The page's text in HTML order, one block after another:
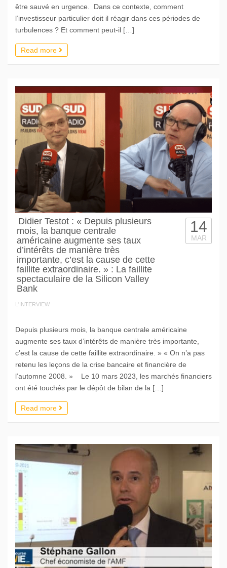
être sauvé en urgence. Dans ce contexte, comment
l’investisseur particulier doit il réagir dans ces périodes de
turbulences ? Et comment peut-il […]
Read more
Didier Testot : « Depuis plusieurs
mois, la banque centrale
américaine augmente ses taux
d’intérêts de manière très
importante, c’est la cause de cette
faillite extraordinaire. » : La faillite
spectaculaire de la Silicon Valley
Bank
L'INTERVIEW
14
MAR
Depuis plusieurs mois, la banque centrale américaine
augmente ses taux d’intérêts de manière très importante,
c’est la cause de cette faillite extraordinaire. » « On n’a pas
retenu les leçons de la crise bancaire et financière de
l’automne 2008. » Le 10 mars 2023, les marchés financiers
ont été touchés par le dépôt de bilan de la […]
Read more